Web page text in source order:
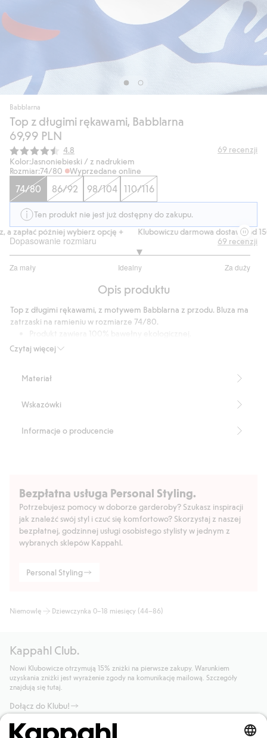
Babblarna
Top z długimi rękawami, Babblarna
69,99 PLN
Średnia ocena:
4.8 69 recenzji
Kolor:Jasnoniebieski / z nadrukiem
Rozmiar:74/80 Wyprzedane online
74/80 86/92 98/104 110/116
Ten produkt nie jest już dostępny do zakupu.
zapłać później wybierz opcję +
Klubowiczu darmowa dostawa od 150
Dopasowanie rozmiaru
Za mały Idealny Za duży
na
54
głosów
69 recenzji
Opis produktu
Czytaj więcej
Top z długimi rękawami, z motywem Babblarna z przodu. Bluza ma
zatrzaski na ramieniu w rozmiarze 74/80.
Produkt zawiera 100% bawełny ekologicznej.
Materiał
Wskazówki
Informacje o producencie
Bezpłatna usługa Personal Styling.
Potrzebujesz pomocy w doborze garderoby? Szukasz inspiracji
jak znaleźć swój styl i czuć się komfortowo? Skorzystaj z naszej
bezpłatnej, godzinnej usługi osobistego stylisty w jednym z
wybranych sklepów Kappahl.
Personal Styling
Niemowlę Dziewczynka 0–18 miesięcy (44–86)
Kappahl Club.
Nowi Klubowicze otrzymują 15% zniżki na pierwsze zakupy. Warunkiem
uzyskania zniżki jest wyrażenie zgody na komunikację mailową. Szczegóły
znajdują się tutaj.
Dołącz do Klubu!